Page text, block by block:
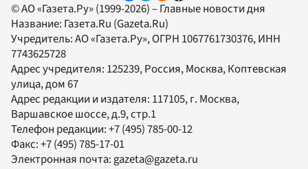
© АО «Газета.Ру» (1999-2026) – Главные новости дня
Название: Газета.Ru (Gazeta.Ru)
Учредитель:АО «Газета.Ру», ОГРН 1067761730376, ИНН
7743625728
Адрес учредителя: 125239, Россия, Москва, Коптевская
улица, дом 67
Адрес редакции и издателя: 117105, г. Москва,
Варшавское шоссе, д.9, стр.1
Телефон редакции:+7 (495) 785-00-12
Факс:+7 (495) 785-17-01
Электронная почта:gazeta@gazeta.ru